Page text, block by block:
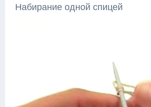
Набирание одной спицей